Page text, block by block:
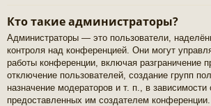
Кто такие администраторы?
Администраторы — это пользователи,
контроля над конференцией. Они могут
работы конференции, включая разграничение
отключение пользователей, создание групп
назначение модераторов и т. п., в зависимости
предоставленных им создателем